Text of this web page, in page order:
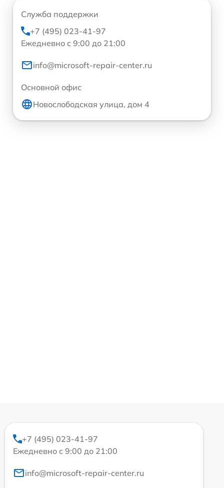
Служба поддержки
+7 (495) 023-41-97
Ежедневно с 9:00 до 21:00
info@microsoft-repair-center.ru
Основной офис
Новослободская улица, дом 4
+7 (495) 023-41-97
Ежедневно с 9:00 до 21:00
info@microsoft-repair-center.ru